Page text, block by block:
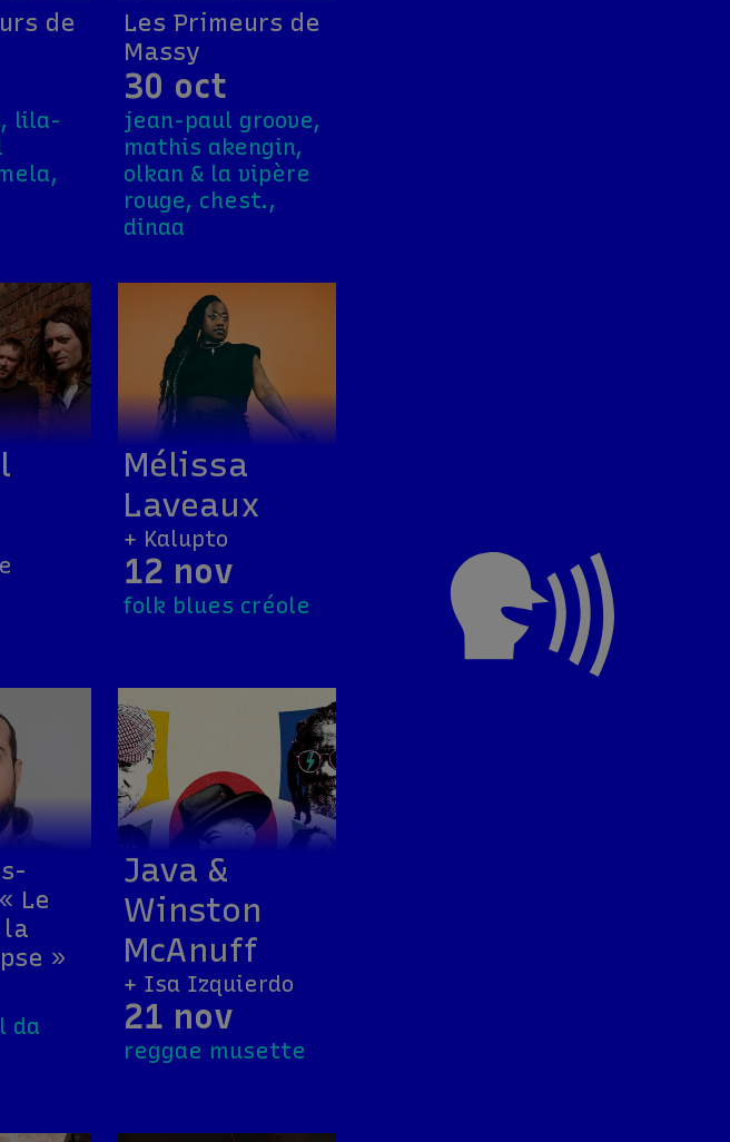
de
lila-
Les Primeurs de
Massy
30 oct
jean-paul groove,
mathis akengin,
olkan & la vipère
rouge, chest.,
dinaa
Mélissa
Laveaux
+ Kalupto
12 nov
folk blues créole
Le
la
»
da
Java &
Winston
McAnuff
+ Isa Izquierdo
21 nov
reggae musette